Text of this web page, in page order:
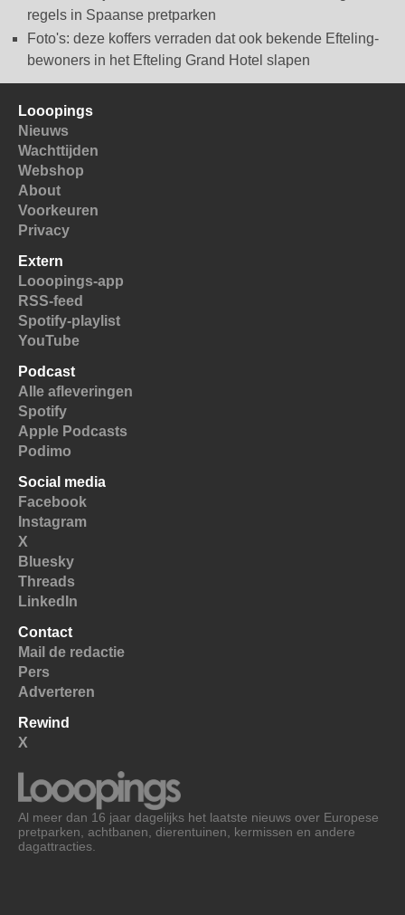
regels in Spaanse pretparken
Foto's: deze koffers verraden dat ook bekende Efteling-
bewoners in het Efteling Grand Hotel slapen
Looopings
Nieuws
Wachttijden
Webshop
About
Voorkeuren
Privacy
Extern
Looopings-app
RSS-feed
Spotify-playlist
YouTube
Podcast
Alle afleveringen
Spotify
Apple Podcasts
Podimo
Social media
Facebook
Instagram
X
Bluesky
Threads
LinkedIn
Contact
Mail de redactie
Pers
Adverteren
Rewind
X
Al meer dan 16 jaar dagelijks het laatste nieuws over Europese
pretparken, achtbanen, dierentuinen, kermissen en andere
dagattracties.